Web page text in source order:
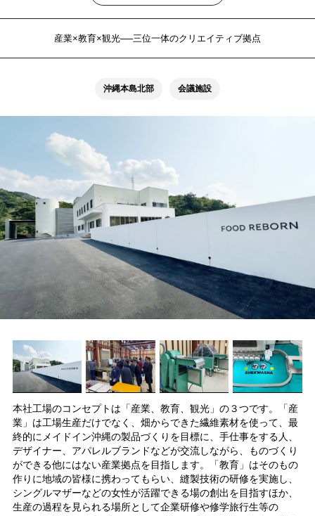
産業×教育×観光──三位一体のクリエイティブ拠点
沖縄本島北部 会議施設
本社工場のコンセプトは「産業、教育、観光」の３つです。「産
業」は工場生産だけでなく、畑からできた繊維素材を使って、最
終的にメイドイン沖縄の製品づくりを目標に、手仕事をする人、
デザイナー、アパレルブランドなどが交流しながら、ものづくり
ができる他にはない産業拠点を目指します。「教育」はそのもの
作りに地域の皆様に携わってもらい、縫製技術の研修を実施し、
シングルマザーなどの女性が活躍できる場の創出を目指すほか、
生産の過程を見られる場所として企業研修や修学旅行生等の